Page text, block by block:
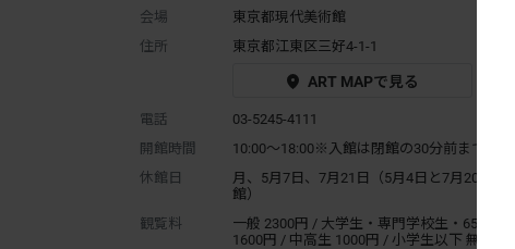
会場
東京都現代美術館
住所
東京都江東区三好4-1-1
ART MAPで見る
電話
03-5245-4111
開館時間
10:00～18:00※入館は閉館の30分前まで
休館日
月、5月7日、7月21日（5月4日と7月20日は開
館）
観覧料
一般 2300円 / 大学生・専門学校生・65歳以上
1600円 / 中高生 1000円 / 小学生以下 無料